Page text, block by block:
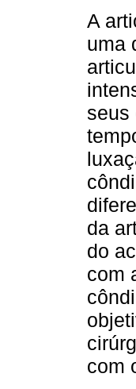
A
uma
seus
da
do
com
com